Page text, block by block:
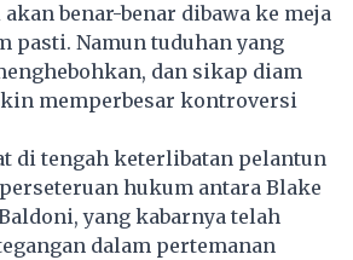
benar-benar dibawa ke meja
pasti. Namun tuduhan yang
dan sikap diam
memperbesar kontroversi
di tengah keterlibatan pelantun
hukum antara Blake
yang kabarnya telah
dalam pertemanan